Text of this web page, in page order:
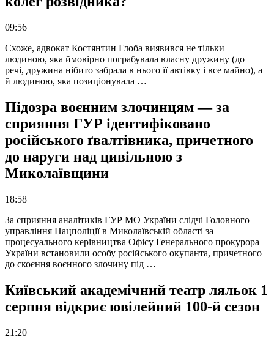
09:56
Схоже, адвокат Костянтин Глоба виявився не тільки
людиною, яка ймовірно пограбувала власну дружину (до
речі, дружина нібито забрала в нього її автівку і все майно), а
й людиною, яка позиціонувала …
Підозра воєнним злочинцям — за
сприяння ГУР ідентифіковано
російського ґвалтівника, причетного
до наруги над цивільною з
Миколаївщини
18:58
За сприяння аналітиків ГУР МО України слідчі Головного
управління Нацполіції в Миколаївській області за
процесуального керівництва Офісу Генерального прокурора
України встановили особу російського окупанта, причетного
до скоєння воєнного злочину під …
Київський академічний театр ляльок 1
серпня відкриє ювілейний 100-й сезон
21:20